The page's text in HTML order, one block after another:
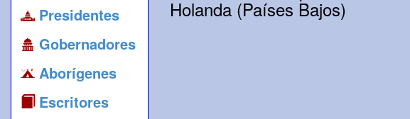
Presidentes
Gobernadores
Aborígenes
Escritores
Holanda (Países Bajos)